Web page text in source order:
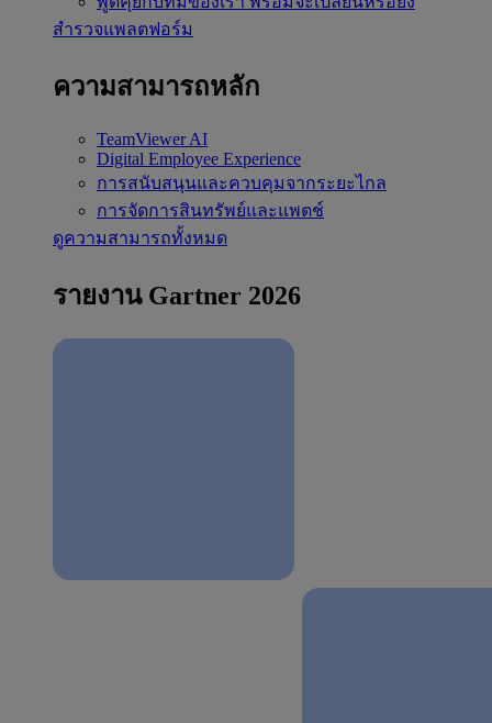
สำรวจแพลตฟอร์ม
ความสามารถหลัก
TeamViewer AI
Digital Employee Experience
การสนับสนุนและควบคุมจากระยะไกล
การจัดการสินทรัพย์และแพตช์
ดูความสามารถทั้งหมด
รายงาน Gartner 2026